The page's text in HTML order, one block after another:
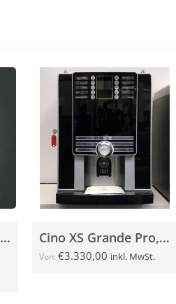
Nestlé Gloria Magermilchpulver 500g Cino XS Grande Pro, schwarz, gebraucht
Von: €3.330,00 inkl. MwSt.